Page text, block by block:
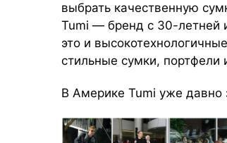
выбрать качественную
Tumi — бренд с 30-летней
это и
стильные сумки, портфели
В Америке Tumi уже давно